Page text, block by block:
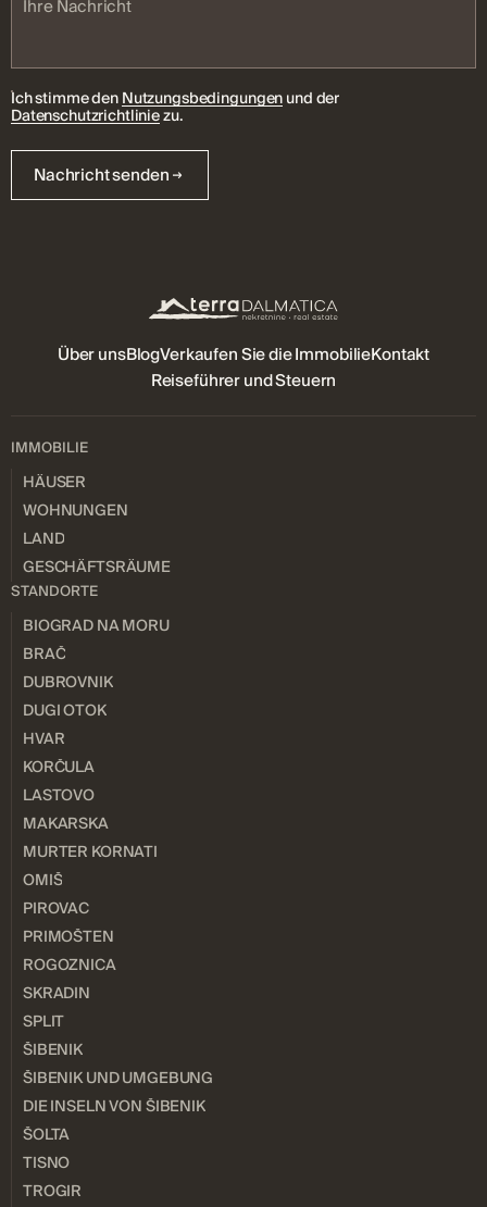
Ich stimme denNutzungsbedingungenund der
Datenschutzrichtliniezu.
Nachricht senden
Über unsBlogVerkaufen Sie die ImmobilieKontakt
Reiseführer und Steuern
IMMOBILIE
HÄUSER
WOHNUNGEN
LAND
GESCHÄFTSRÄUME
STANDORTE
BIOGRAD NA MORU
BRAČ
DUBROVNIK
DUGI OTOK
HVAR
KORČULA
LASTOVO
MAKARSKA
MURTER KORNATI
OMIŠ
PIROVAC
PRIMOŠTEN
ROGOZNICA
SKRADIN
SPLIT
ŠIBENIK
ŠIBENIK UND UMGEBUNG
DIE INSELN VON ŠIBENIK
ŠOLTA
TISNO
TROGIR